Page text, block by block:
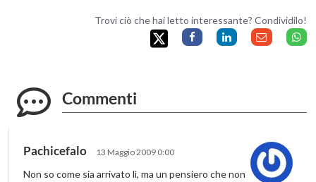
Trovi ciò che hai letto interessante? Condividilo!
Commenti
Pachicefalo 13 Maggio 2009 0:00
Non so come sia arrivato lì, ma un pensiero che non